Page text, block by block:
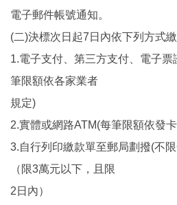
電子郵件帳號通知。
(二)決標次日起7日內依下列方式繳
1.電子支付、第三方支付、電子
筆限額依各家業者
規定)
2.實體或網路ATM(每筆限額依發
3.自行列印繳款單至郵局劃撥(不
（限3萬元以下，且限
2日內）